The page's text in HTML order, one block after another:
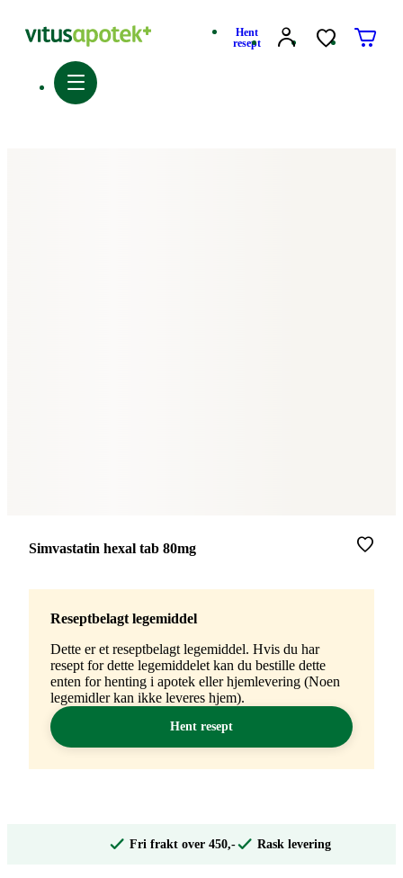
Hent
resept
Merke:
Simvastatin hexal tab 80mg
Reseptbelagt legemiddel
Dette er et reseptbelagt legemiddel. Hvis du har
resept for dette legemiddelet kan du bestille dette
enten for henting i apotek eller hjemlevering (Noen
legemidler kan ikke leveres hjem).
Hent resept
Fri frakt over 450,- Rask levering